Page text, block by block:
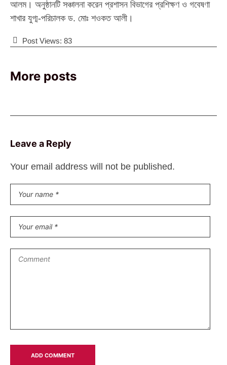
আলম। অনুষ্ঠানটি সঞ্চালনা করেন প্রশাসন বিভাগের প্রশিক্ষণ ও গবেষণা
শাখার যুগ্ম-পরিচালক ড. মোঃ শওকত আলী।
Post Views: 83
More posts
Leave a Reply
Your email address will not be published.